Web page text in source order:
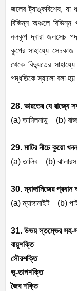
জলের ট্যাঙ্কবিশেষ, যা
বিভিন্ন অঞ্চলে
নলকূপ দ্বারা জলসেচ
কূপের সাহায্যে
থেকে বিদ্যুতের
পদ্ধতিকে স্যালো বলা
28. ভারতের যে রাজ্যে
(a)তামিলনাডু (b)
29. মাটির নীচে কুয়ো
(a)তালিব (b)
30. ম্যাঙ্গানিজের
(a)ম্যাঙ্গানাইট (b)
31. উভয় স্তম্ভের সহ-
ভূ-
জৈব